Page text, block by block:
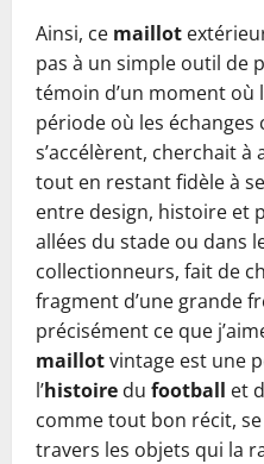
Ainsi, ce maillot
pas à un simple outil de
témoin d’un moment où
période où les
s’accélèrent, cherchait
tout en restant fidèle à
entre design, histoire et
allées du stade ou dans
collectionneurs, fait de
fragment d’une grande
précisément ce que
maillotvintage est une
l’histoire du football et
comme tout bon récit,
travers les objets qui la